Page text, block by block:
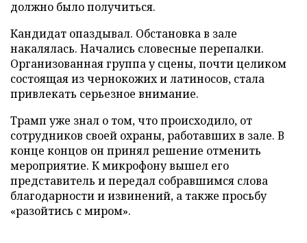
должно было получиться.
Кандидат опаздывал. Обстановка в зале
накалялась. Начались словесные перепалки.
Организованная группа у сцены, почти целиком
состоящая из чернокожих и латиносов, стала
привлекать серьезное внимание.
Трамп уже знал о том, что происходило, от
сотрудников своей охраны, работавших в зале. В
конце концов он принял решение отменить
мероприятие. К микрофону вышел его
представитель и передал собравшимся слова
благодарности и извинений, а также просьбу
«разойтись с миром».